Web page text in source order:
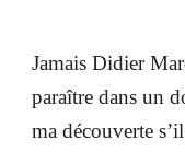
Jamais Didier
paraître dans un
ma découverte